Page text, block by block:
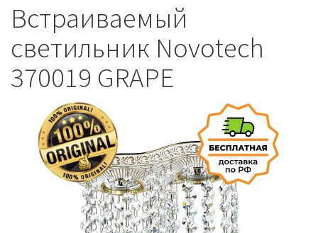
Встраиваемый
светильник Novotech
370019 GRAPE